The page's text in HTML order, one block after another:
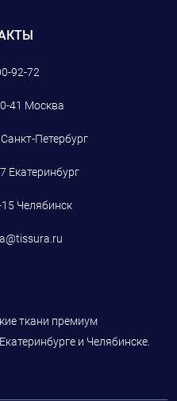
92-72
41 Москва
Санкт-Петербург
Екатеринбург
Челябинск
ткани премиум
и Челябинске.